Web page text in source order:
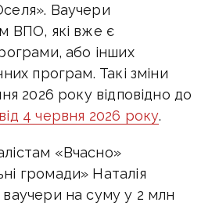
Ваучери
ВПО, які вже є
або інших
програм. Такі зміни
2026 року відповідно до
4 червня 2026 року.
«Вчасно»
громади» Наталія
ваучери на суму у 2 млн